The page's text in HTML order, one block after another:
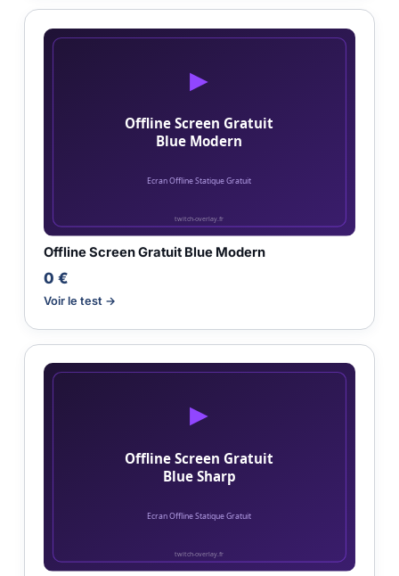
Offline Screen Gratuit Blue Modern
0 €
Voir le test →